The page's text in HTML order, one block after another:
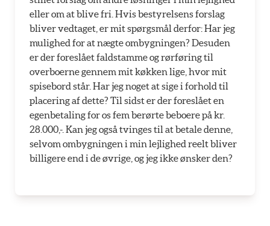
eller om at blive fri. Hvis bestyrelsens forslag
bliver vedtaget, er mit spørgsmål derfor: Har jeg
mulighed for at nægte ombygningen? Desuden
er der foreslået faldstamme og rørføring til
overboerne gennem mit køkken lige, hvor mit
spisebord står. Har jeg noget at sige i forhold til
placering af dette? Til sidst er der foreslået en
egenbetaling for os fem berørte beboere på kr.
28.000,-. Kan jeg også tvinges til at betale denne,
selvom ombygningen i min lejlighed reelt bliver
billigere end i de øvrige, og jeg ikke ønsker den?